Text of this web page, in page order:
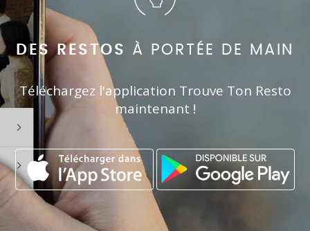
DES RESTOS À PORTÉE DE MAIN
Téléchargez l'application Trouve Ton Resto
maintenant !